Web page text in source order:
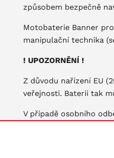
způsobem bezpečně
Motobaterie Banner
manipulační technika
! UPOZORNĚNÍ !
Z důvodu nařízení EU
veřejnosti. Baterii tak
V případě osobního